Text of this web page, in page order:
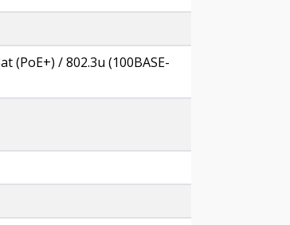
(PoE+) / 802.3u (100BASE-